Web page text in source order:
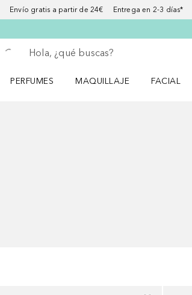
Envío gratis a partir de 24€ Entrega en 2-3 días*
Regresar
Ejecutar búsqueda
PERFUMES
MAQUILLAJE
FACIAL